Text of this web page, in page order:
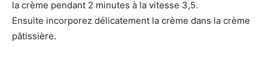
la crème pendant 2 minutes à la vitesse 3,5.
Ensuite incorporez délicatement la crème dans la crème
pâtissière.